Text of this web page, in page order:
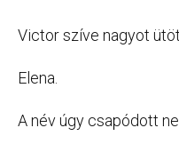
Victor szíve nagyot
Elena.
A név úgy csapódott